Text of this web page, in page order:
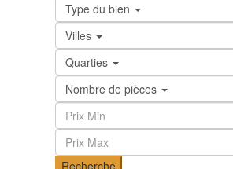
Type du bien
Villes
Quarties
Nombre de pièces
Recherche